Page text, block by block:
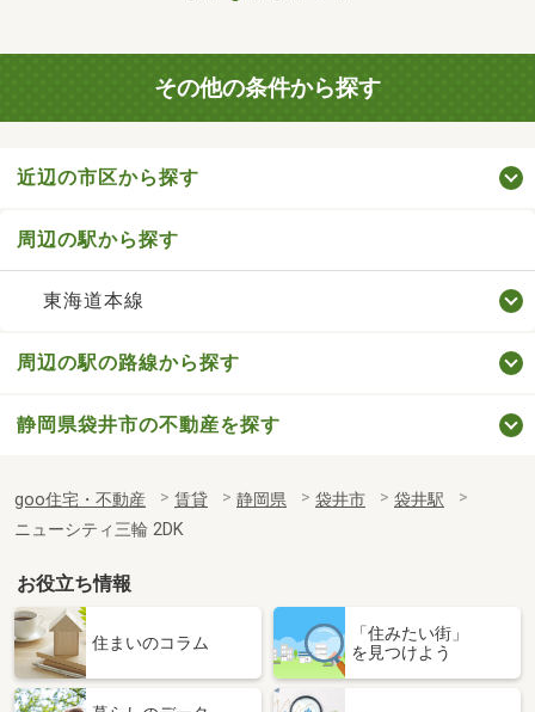
その他の条件から探す
近辺の市区から探す
周辺の駅から探す
東海道本線
周辺の駅の路線から探す
静岡県袋井市の不動産を探す
goo住宅・不動産 賃貸 静岡県 袋井市
袋井駅
ニューシティ三輪 2DK
お役立ち情報
住まいのコラム
「住みたい街」
を見つけよう